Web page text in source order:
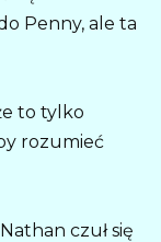
Penny, ale ta
to tylko
rozumieć
czuł się